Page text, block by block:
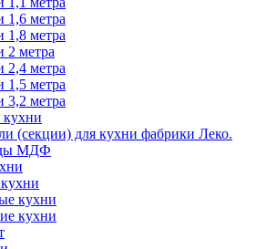
1,6 метра
1,8 метра
2 метра
2,4 метра
1,5 метра
3,2 метра
(секции) для кухни фабрики Леко.
МДФ
кухни
кухни